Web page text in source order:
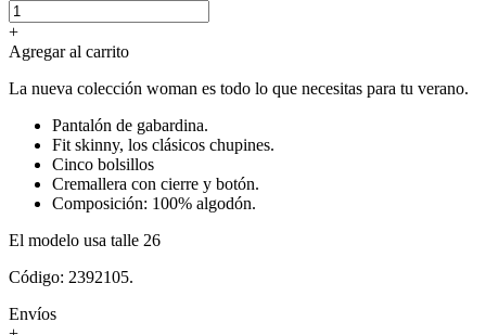
+
Agregar al carrito
La nueva colección woman es todo lo que necesitas para tu verano.
Pantalón de gabardina.
Fit skinny, los clásicos chupines.
Cinco bolsillos
Cremallera con cierre y botón.
Composición: 100% algodón.
El modelo usa talle 26
Código: 2392105.
Envíos